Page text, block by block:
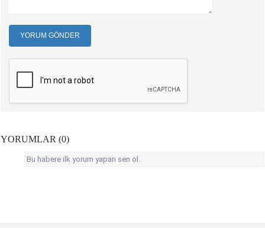
YORUM GÖNDER
YORUMLAR (0)
Bu habere ilk yorum yapan sen ol.